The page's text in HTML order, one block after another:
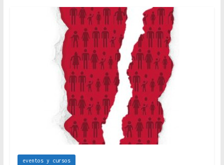
eventos y cursos